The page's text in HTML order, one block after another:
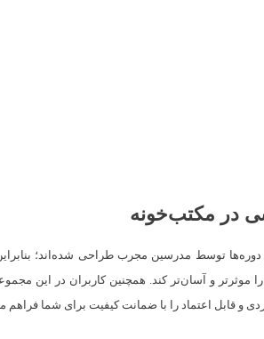
در مکتب‌خونه
توسط مدرسین مجرب طراحی شده‌اند؛
موثرتر و آسان‌تر کند. همچنین کاربران در این
و قابل اعتماد را با ضمانت کیفیت برای شما فراهم